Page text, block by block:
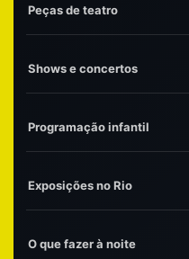
Peças de teatro
Shows e concertos
Programação infantil
Exposições no Rio
O que fazer à noite